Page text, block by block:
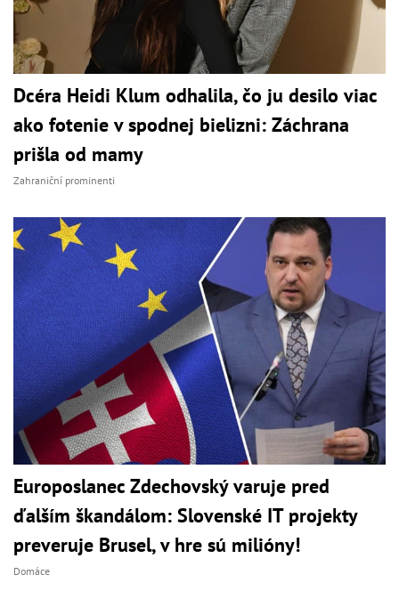
Dcéra Heidi Klum odhalila, čo ju desilo viac
ako fotenie v spodnej bielizni: Záchrana
prišla od mamy
Zahraniční prominenti
Europoslanec Zdechovský varuje pred
ďalším škandálom: Slovenské IT projekty
preveruje Brusel, v hre sú milióny!
Domáce